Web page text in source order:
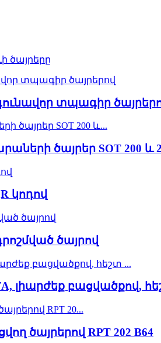
ծայրերը
տպագիր
ծայրեր SOT 200
կոդով
ծայրով
լիարժեք բացվածքով,
ծայրերով RPT 202 B64